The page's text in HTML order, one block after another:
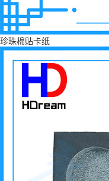
珍珠棉贴卡纸